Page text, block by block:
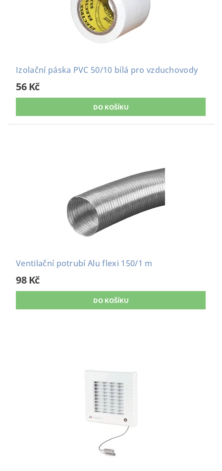
Izolační páska PVC 50/10 bílá pro vzduchovody
56 Kč
Ventilační potrubí Alu flexi 150/1 m
98 Kč